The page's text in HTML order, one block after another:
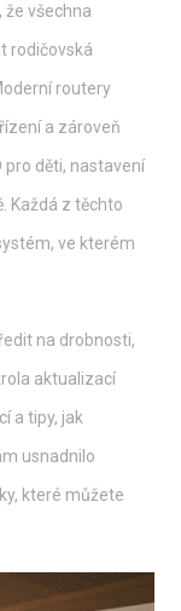
že všechna
rodičovská
routery
a zároveň
pro děti, nastavení
Každá z těchto
ve kterém
na drobnosti,
aktualizací
a tipy, jak
usnadnilo
které můžete